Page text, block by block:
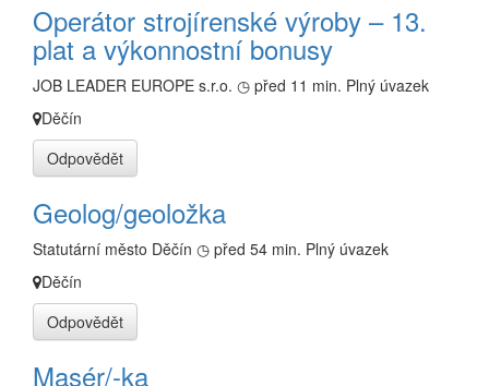
Operátor strojírenské výroby – 13.
plat a výkonnostní bonusy
JOB LEADER EUROPE s.r.o. ◷ před 11 min. Plný úvazek
Děčín
Odpovědět
Geolog/geoložka
Statutární město Děčín ◷ před 54 min. Plný úvazek
Děčín
Odpovědět
Masér/-ka